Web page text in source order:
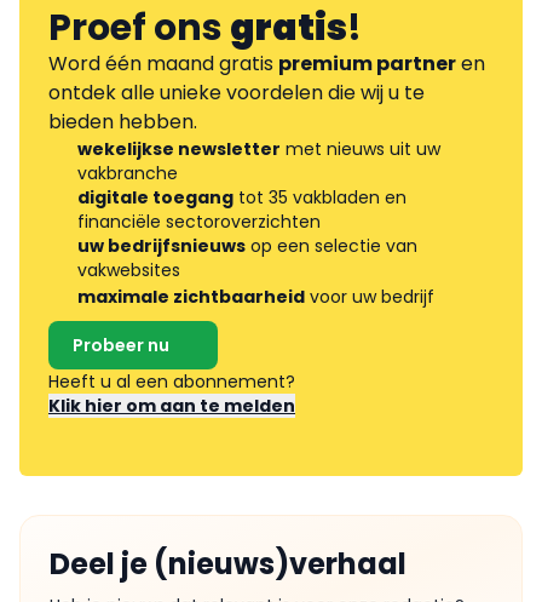
Proef onsgratis!
Word één maand gratis premium partneren
ontdek alle unieke voordelen die wij u te
bieden hebben.
wekelijkse newsletter met nieuws uit uw
vakbranche
digitale toegang tot 35 vakbladen en
financiële sectoroverzichten
uw bedrijfsnieuws op een selectie van
vakwebsites
maximale zichtbaarheid voor uw bedrijf
Probeer nu
Heeft u al een abonnement?
Klik hier om aan te melden
Deel je (nieuws)verhaal